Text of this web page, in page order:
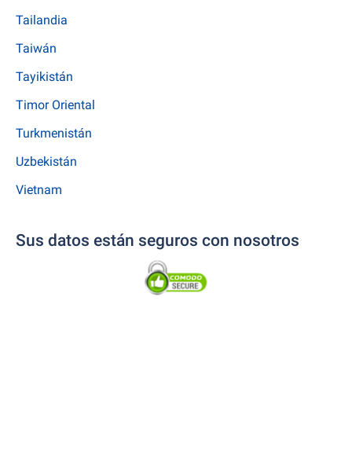
Tailandia
Taiwán
Tayikistán
Timor Oriental
Turkmenistán
Uzbekistán
Vietnam
Sus datos están seguros con nosotros